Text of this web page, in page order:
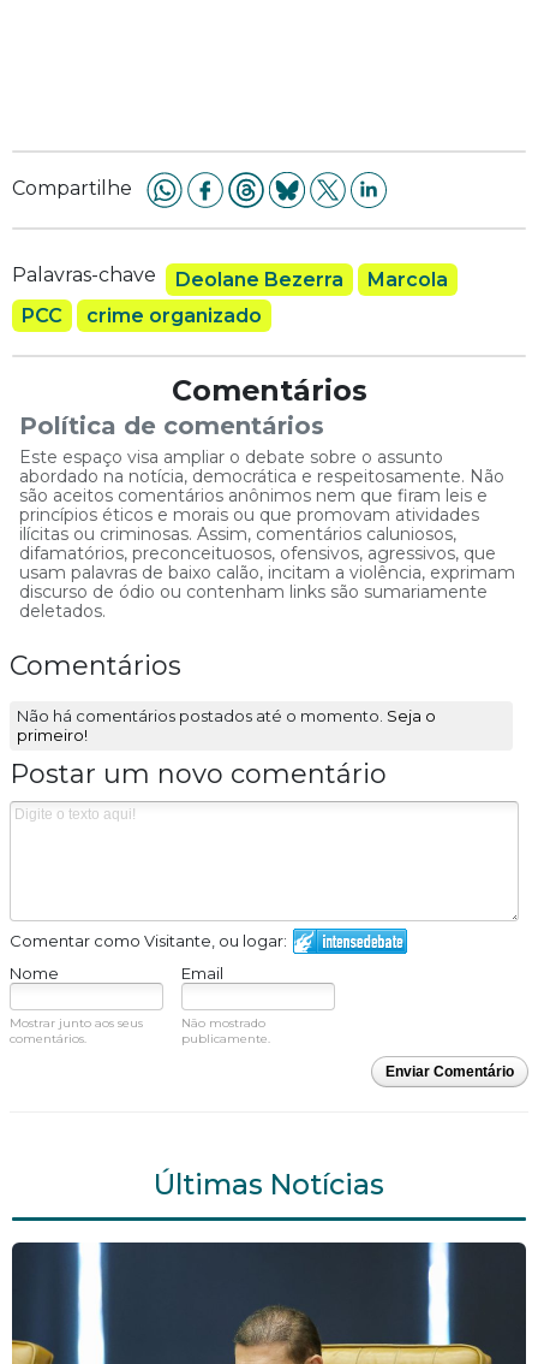
Compartilhe
Palavras-chave Deolane Bezerra
Marcola
PCC
crime organizado
Comentários
Política de comentários
Este espaço visa ampliar o debate sobre o assunto
abordado na notícia, democrática e respeitosamente. Não
são aceitos comentários anônimos nem que firam leis e
princípios éticos e morais ou que promovam atividades
ilícitas ou criminosas. Assim, comentários caluniosos,
difamatórios, preconceituosos, ofensivos, agressivos, que
usam palavras de baixo calão, incitam a violência, exprimam
discurso de ódio ou contenham links são sumariamente
deletados.
Comentários
Não há comentários postados até o momento. Seja o
primeiro!
Postar um novo comentário
Comentar como Visitante, ou logar:
Nome
Email
Mostrar junto aos seus
comentários.
Não mostrado
publicamente.
Enviar Comentário
Últimas Notícias